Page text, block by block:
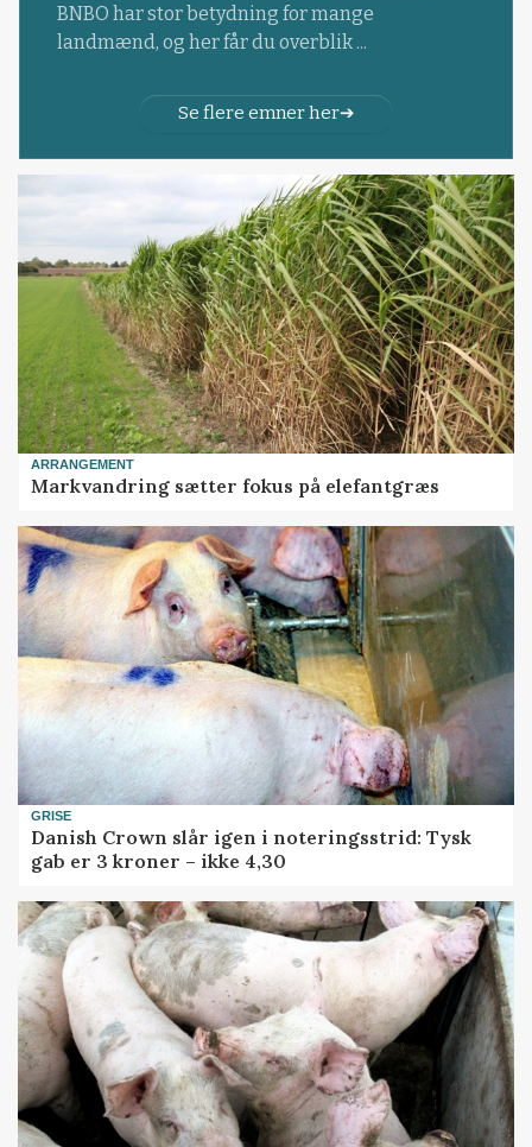
BNBO har stor betydning for mange
landmænd, og her får du overblik ...
Se flere emner her
ARRANGEMENT
Markvandring sætter fokus på elefantgræs
GRISE
Danish Crown slår igen i noteringsstrid: Tysk
gab er 3 kroner – ikke 4,30